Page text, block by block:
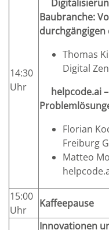
14:30
Uhr
Baubranche:
durchgängigen
Thomas
Digital
helpcode.ai
Florian
Freiburg
Matteo
15:00
Uhr
Kaffeepause
Innovationen